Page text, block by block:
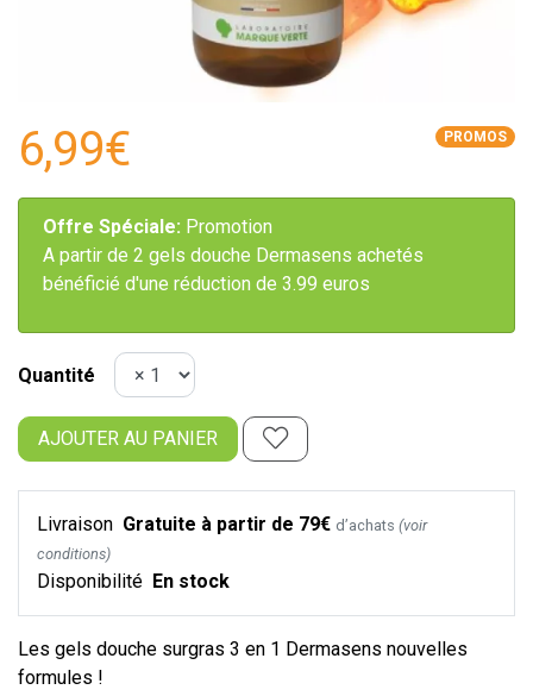
PROMOS
6,99€
Offre Spéciale: Promotion
A partir de 2 gels douche Dermasens achetés
bénéficié d'une réduction de 3.99 euros
Quantité
AJOUTER AU PANIER
Livraison Gratuite à partir de 79€ d’achats (voir
conditions)
Disponibilité En stock
Les gels douche surgras 3 en 1 Dermasens nouvelles
formules !